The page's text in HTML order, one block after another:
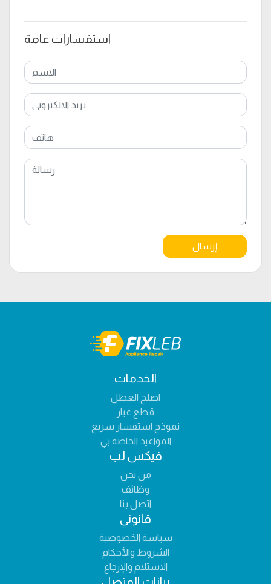
استفسارات عامة
إرسال
الخدمات
اصلح العطل
قطع غيار
نموذج استفسار سريع
المواعيد الخاصة بي
فيكس لب
من نحن
وظائف
اتصل بنا
قانوني
سياسة الخصوصية
الشروط والأحكام
الاستلام والإرجاع